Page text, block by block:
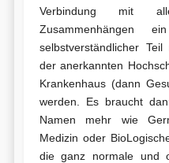
Verbindung mit
Zusammenhängen
selbstverständlicher
der anerkannten
Krankenhaus (dann
werden. Es braucht
Namen mehr wie
Medizin oder
die ganz normale und